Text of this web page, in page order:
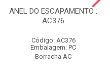
ANEL DO ESCAPAMENTO :
AC376
Código: AC376
Embalagem: PC
Borracha AC